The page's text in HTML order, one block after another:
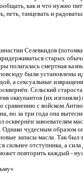
как и что нужно
петь, танцевать и
Селевкидов
старых
полагалась смертная
были установлены
а сексуальные
Сельский
оккупантов (их
с войском
но за три года она
завоевателям
чудесным образом
запасы масла. Так был
сильнее отступника, а
повторить каждый -